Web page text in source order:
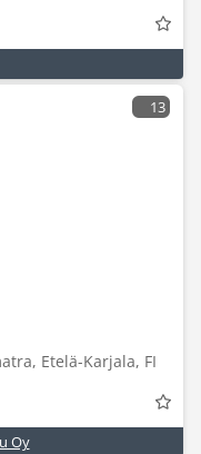
13
Etelä-Karjala, FI
Oy